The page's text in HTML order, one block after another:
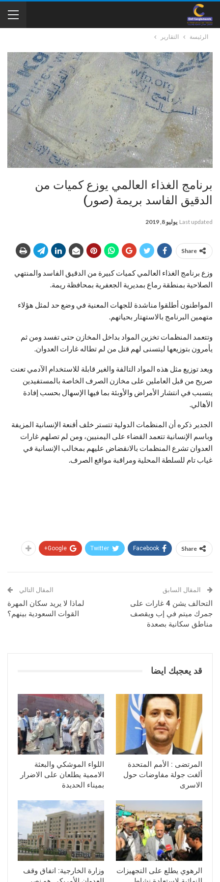
الرئيسة التقارير
برنامج الغذاء العالمي يوزع كميات من
الدقيق الفاسد بريمة (صور)
Last updated يوليو 8, 2019
Share
وزع برنامج الغذاء العالمي كميات كبيرة من الدقيق الفاسد والمنتهي
الصلاحية بمنطقة رماع بمديرية الجعفرية بمحافظة ريمة.
المواطنون أطلقوا مناشدة للجهات المعنية في وضع حد لمثل هؤلاء
متهمين البرنامج بالاستهتار بحياتهم.
وتتعمد المنظمات تخزين المواد بداخل المخازن حتى تفسد ومن ثم
يأمرون بتوزيعها ليتسنى لهم قتل من لم تطاله غارات العدوان.
ويعد توزيع مثل هذه المواد التالفة والغير قابلة للاستخدام الآدمي تعنت
صريح من قبل العاملين على مخازن الصرف الخاصة بالمستفيدين
يتسبب في انتشار الأمراض والأوبئة بما فيها الإسهال بحسب إفادة
الأهالي.
الجدير ذكره أن المنظمات الدولية تتستر خلف أقنعة الإنسانية المزيفة
وباسم الإنسانية تتعمد القضاء على اليمنيين، ومن لم تصلهم غارات
العدوان تشرع المنظمات بالانقضاض عليهم بمخالب الإنسانية في
غياب تام للسلطة المحلية ومراقبة مواقع الصرف.
Share
Facebook
Twitter
Google+
المقال السابق
التحالف يشن 4 غارات على
جمرك ميتم في إب ويقصف
مناطق سكانية بصعدة
المقال التالي
لماذا لا يريد سكان المهرة
القوات السعودية بينهم؟
قد يعجبك ايضا
المرتضى : الأمم المتحدة
ألغت جولة مفاوضات حول
الاسرى
اللواء الموشكي والبعثة
الاممية يطلعان على الاضرار
بميناء الحديدة
الرهوي يطلع على التجهيزات
وزارة الخارجية: اتفاق وقف